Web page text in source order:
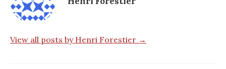
View all posts by Henri Forestier →